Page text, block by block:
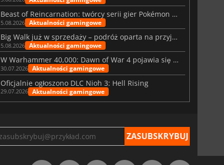
Beast of Reincarnation: twórcy serii gier Pokémon wkraczają na nową ścieżkę
5.08.2026 Aktualności gamingowe
Big Walk już w sprzedaży – podróż oparta na przyjaźni
5.08.2026 Aktualności gamingowe
W Warhammer 40,000: Dawn of War 4 pojawia się frakcja Nekronów
30.07.2026 Aktualności gamingowe
Oficjalnie ogłoszono DLC Nioh 3: Hell Rising
29.07.2026 Aktualności gamingowe